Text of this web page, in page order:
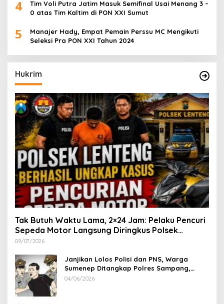
4
Tim Voli Putra Jatim Masuk Semifinal Usai Menang 3 –
0 atas Tim Kaltim di PON XXI Sumut
5
Manajer Hady, Empat Pemain Perssu MC Mengikuti
Seleksi Pra PON XXI Tahun 2024
Hukrim
Tak Butuh Waktu Lama, 2×24 Jam: Pelaku Pencuri
Sepeda Motor Langsung Diringkus Polsek
Lenteng di Wilayah Manding
09/07/2026
Janjikan Lolos Polisi dan PNS, Warga
Sumenep Ditangkap Polres Sampang,
Korban Rugi Rp 600 juta
04/06/2026